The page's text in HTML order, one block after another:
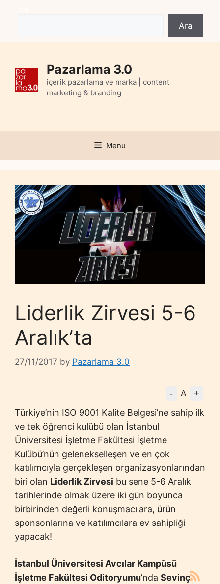
Ara
Pazarlama 3.0
içerik pazarlama ve marka | content
marketing & branding
Menu
Liderlik Zirvesi 5-6
Aralık’ta
27/11/2017 by Pazarlama 3.0
- A +
Türkiye’nin ISO 9001 Kalite Belgesi’ne sahip ilk
ve tek öğrenci kulübü olan İstanbul
Üniversitesi İşletme Fakültesi İşletme
Kulübü’nün gelenekselleşen ve en çok
katılımcıyla gerçekleşen organizasyonlarından
biri olan Liderlik Zirvesi bu sene 5-6 Aralık
tarihlerinde olmak üzere iki gün boyunca
birbirinden değerli konuşmacılara, ürün
sponsonlarına ve katılımcılara ev sahipliği
yapacak!
İstanbul Üniversitesi Avcılar Kampüsü
İşletme Fakültesi Oditoryumu’nda Sevinç